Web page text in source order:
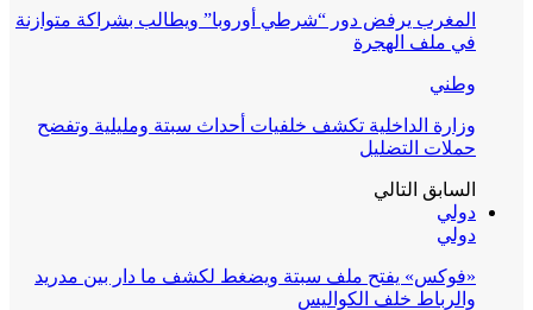
المغرب يرفض دور “شرطي أوروبا” ويطالب بشراكة متوازنة
في ملف الهجرة
وطني
وزارة الداخلية تكشف خلفيات أحداث سبتة ومليلية وتفضح
حملات التضليل
السابق التالي
دولي
دولي
«فوكس» يفتح ملف سبتة ويضغط لكشف ما دار بين مدريد
والرباط خلف الكواليس